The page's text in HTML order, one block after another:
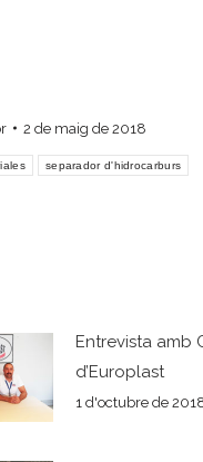
2 de maig de 2018
separador d'hidrocarburs
Entrevista amb
d’Europlast
1 d'octubre de